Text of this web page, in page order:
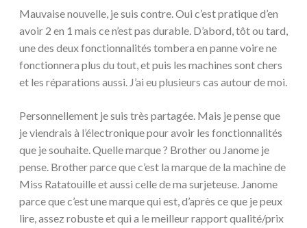
Mauvaise nouvelle, je suis contre. Oui c’est pratique d’en
avoir 2 en 1 mais ce n’est pas durable. D’abord, tôt ou tard,
une des deux fonctionnalités tombera en panne voire ne
fonctionnera plus du tout, et puis les machines sont chers
et les réparations aussi. J’ai eu plusieurs cas autour de moi.
Personnellement je suis très partagée. Mais je pense que
je viendrais à l’électronique pour avoir les fonctionnalités
que je souhaite. Quelle marque ? Brother ou Janome je
pense. Brother parce que c’est la marque de la machine de
Miss Ratatouille et aussi celle de ma surjeteuse. Janome
parce que c’est une marque qui est, d’après ce que je peux
lire, assez robuste et qui a le meilleur rapport qualité/prix